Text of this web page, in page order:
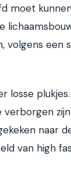
moet
volgens een
losse
verborgen
naar
van high